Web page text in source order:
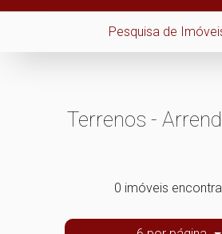
Pesquisa de
Terrenos -
0 imóveis